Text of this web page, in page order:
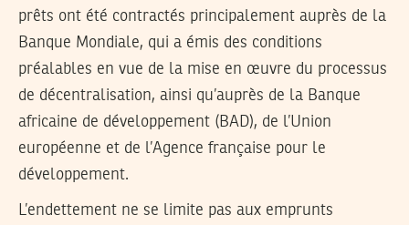
prêts ont été contractés principalement auprès de la
Banque Mondiale, qui a émis des conditions
préalables en vue de la mise en œuvre du processus
de décentralisation, ainsi qu’auprès de la Banque
africaine de développement (BAD), de l’Union
européenne et de l’Agence française pour le
développement.
L’endettement ne se limite pas aux emprunts